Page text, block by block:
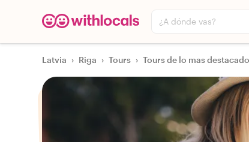
¿A dónde vas?
Latvia › Riga › Tours › Tours de lo mas